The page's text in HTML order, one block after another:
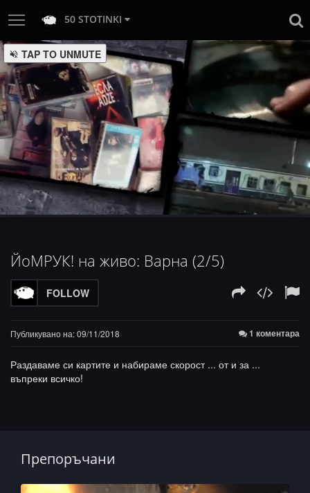
50 STOTINKI
TAP TO UNMUTE
Unmute
0%
0%
ЙоМРУК! на живо: Варна (2/5)
FOLLOW
Публикувано на: 09/11/2018 1 коментара
Раздаваме си картите и набираме скорост ... от и за ...
въпреки всичко!
Препоръчани